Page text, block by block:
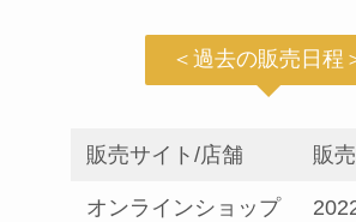
＜過去の販売日程
販売サイト/店舗 販
オンラインショップ